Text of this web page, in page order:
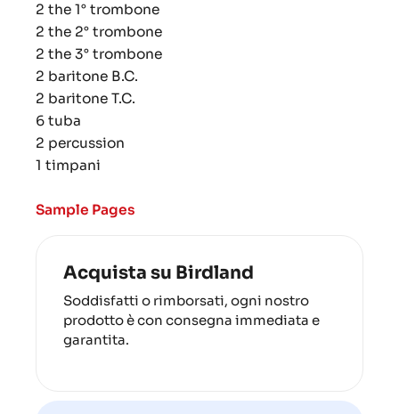
2 the 1° trombone
2 the 2° trombone
2 the 3° trombone
2 baritone B.C.
2 baritone T.C.
6 tuba
2 percussion
1 timpani
Sample Pages
Acquista su Birdland
Soddisfatti o rimborsati, ogni nostro
prodotto è con consegna immediata e
garantita.